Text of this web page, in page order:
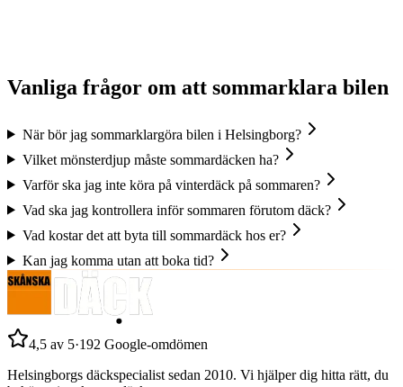
Vanliga frågor om att sommarklara bilen
När bör jag sommarklargöra bilen i Helsingborg?
Vilket mönsterdjup måste sommardäcken ha?
Varför ska jag inte köra på vinterdäck på sommaren?
Vad ska jag kontrollera inför sommaren förutom däck?
Vad kostar det att byta till sommardäck hos er?
Kan jag komma utan att boka tid?
4,5 av 5·192 Google-omdömen
Helsingborgs däckspecialist sedan 2010. Vi hjälper dig hitta rätt, du